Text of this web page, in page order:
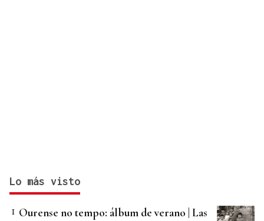
Lo más visto
Ourense no tempo: álbum de verano | Las